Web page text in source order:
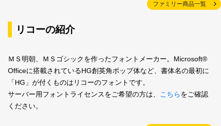
ファミリー商品一覧
リコーの紹介
ＭＳ明朝、ＭＳゴシックを作ったフォントメーカー。Microsoft®
Officeに搭載されているHG創英角ポップ体など、書体名の最初に
「HG」が付くものはリコーのフォントです。
サーバー用フォントライセンスをご希望の方は、 こちらをご確認
ください。